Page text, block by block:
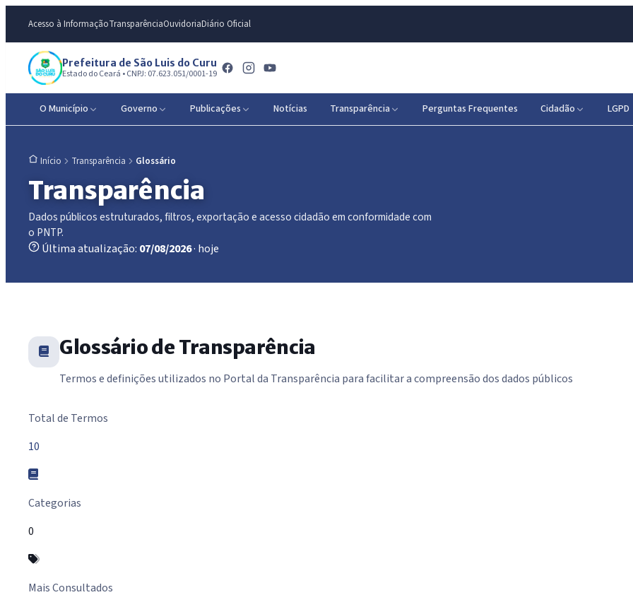
Acesso à InformaçãoTransparênciaOuvidoriaDiário Oficial
Prefeitura de São Luis do Curu
Estado do Ceará • CNPJ: 07.623.051/0001-19
O Município Governo Publicações Notícias Transparência Perguntas Frequentes Cidadão LGPD
Início Transparência Glossário
Transparência
Dados públicos estruturados, filtros, exportação e acesso cidadão em conformidade com
o PNTP.
Última atualização: 07/08/2026· hoje
Glossário de Transparência
Termos e definições utilizados no Portal da Transparência para facilitar a compreensão dos dados públicos
Total de Termos
10
Categorias
0
Mais Consultados